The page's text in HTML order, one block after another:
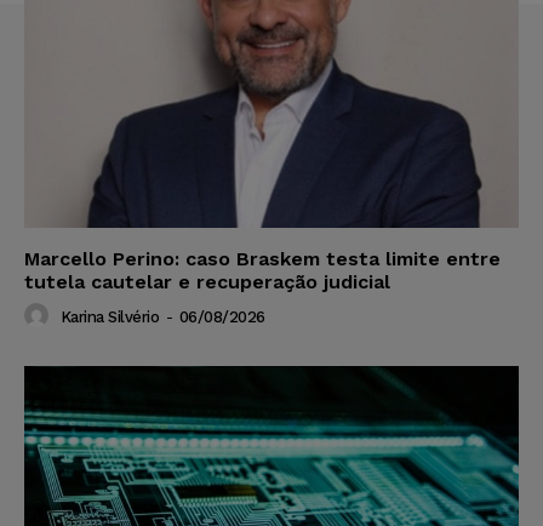
Marcello Perino: caso Braskem testa limite entre
tutela cautelar e recuperação judicial
Karina Silvério - 06/08/2026